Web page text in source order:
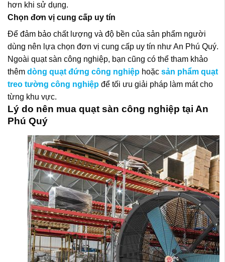
hơn khi sử dụng.
Chọn đơn vị cung cấp uy tín
Để đảm bảo chất lượng và độ bền của sản phẩm người
dùng nên lựa chọn đơn vị cung cấp uy tín như An Phú Quý.
Ngoài quạt sàn công nghiệp, bạn cũng có thể tham khảo
thêm dòng quạt đứng công nghiệp hoặc sản phẩm quạt
treo tường công nghiệp để tối ưu giải pháp làm mát cho
từng khu vực.
Lý do nên mua quạt sàn công nghiệp tại An
Phú Quý